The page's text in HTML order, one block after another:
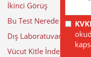
İkinci Görüş
Bu Test Nerede
Dış Laboratuvar
Vücut Kitle İndeksi